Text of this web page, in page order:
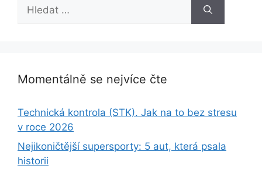
Momentálně se nejvíce čte
Technická kontrola (STK). Jak na to bez stresu
v roce 2026
Nejikoničtější supersporty: 5 aut, která psala
historii